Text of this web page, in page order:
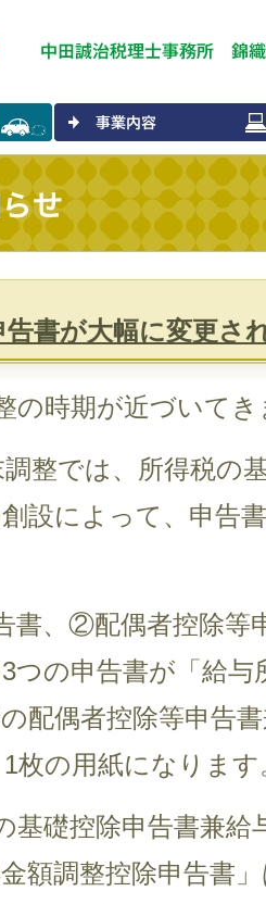
告書が大幅に変更さ
の時期が近づいて
整では、所得税の
設によって、申告
書、②配偶者控除等
つの申告書が「給与
配偶者控除等申告
枚の用紙になります
基礎控除申告書兼給
額調整控除申告書